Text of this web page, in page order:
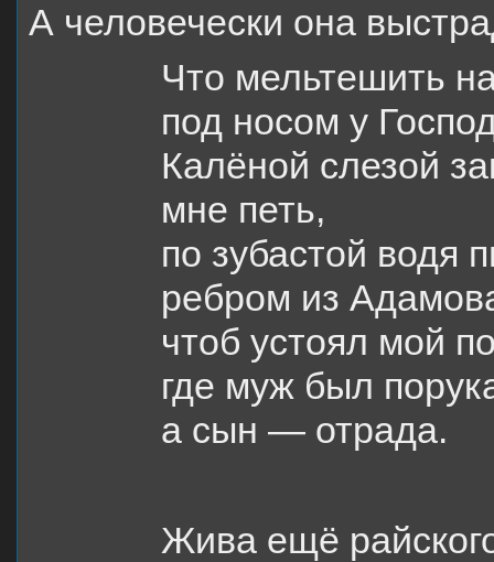
А человечески она
Что мельтешить
под носом у
Калёной слезой
мне петь,
по зубастой водя
ребром из
чтоб устоял мой
где муж был
а сын — отрада.
Жива ещё